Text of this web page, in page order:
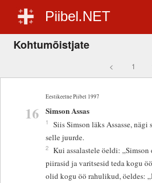
Piibel.NET
Kohtumõistjate
< 1
Eestikeelne Piibel 1997
16 Simson Assas
1
Siis Simson läks Assasse,
selle juurde.
2 Kui assalastele öeldi:
piirasid ja varitsesid teda kogu
olid kogu öö rahulikud, öeldes: